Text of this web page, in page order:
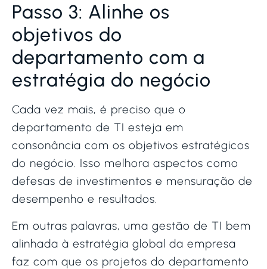
Passo 3: Alinhe os
objetivos do
departamento com a
estratégia do negócio
Cada vez mais, é preciso que o
departamento de TI esteja em
consonância com os objetivos estratégicos
do negócio. Isso melhora aspectos como
defesas de investimentos e mensuração de
desempenho e resultados.
Em outras palavras, uma gestão de TI bem
alinhada à estratégia global da empresa
faz com que os projetos do departamento